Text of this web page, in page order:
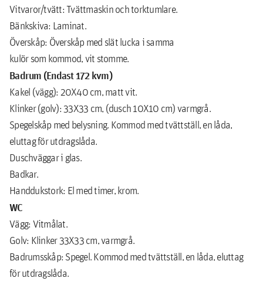
Vitvaror/tvätt: Tvättmaskin och torktumlare.
Bänkskiva: Laminat.
Överskåp: Överskåp med slät lucka i samma
kulör som kommod, vit stomme.
Badrum (Endast 172 kvm)
Kakel (vägg): 20X40 cm, matt vit.
Klinker (golv): 33X33 cm, (dusch 10X10 cm) varmgrå.
Spegelskåp med belysning. Kommod med tvättställ, en låda,
eluttag för utdragslåda.
Duschväggar i glas.
Badkar.
Handdukstork: El med timer, krom.
WC
Vägg: Vitmålat.
Golv: Klinker 33X33 cm, varmgrå.
Badrumsskåp: Spegel. Kommod med tvättställ, en låda, eluttag
för utdragslåda.